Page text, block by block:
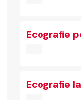
Ecografie
Ecografie